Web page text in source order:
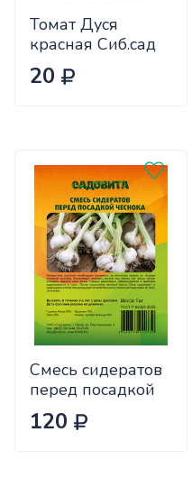
Томат Дуся
красная Сиб.сад
Ц
20
Смесь сидератов
перед посадкой
чеснока 0,5кг
САДОВИТА
120